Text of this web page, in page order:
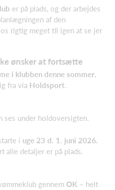
er på plads, og der arbejdes
af den
rigtig meget til igen at se jer
ønsker at fortsætte
i klubben denne sommer,
fra via Holdsport.
ses under holdoversigten.
i uge 23 d. 1. juni 2026.
alle detaljer er på plads.
gennem OK – helt